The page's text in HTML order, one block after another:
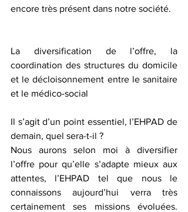
encore très présent dans notre société.
La diversification de l’offre, la
coordination des structures du domicile
et le décloisonnement entre le sanitaire
et le médico-social
Il s’agit d’un point essentiel, l’EHPAD de
demain, quel sera-t-il ?
Nous aurons selon moi à diversifier
l’offre pour qu’elle s’adapte mieux aux
attentes, l’EHPAD tel que nous le
connaissons aujourd’hui verra très
certainement ses missions évoluées.